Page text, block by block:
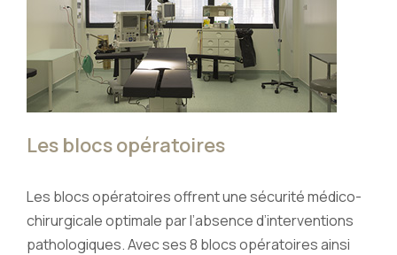
Les blocs opératoires
Les blocs opératoires offrent une sécurité médico-
chirurgicale optimale par l’absence d’interventions
pathologiques. Avec ses 8 blocs opératoires ainsi